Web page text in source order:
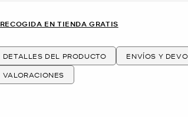
RECOGIDA EN TIENDA GRATIS
DETALLES DEL PRODUCTO
ENVÍOS Y
VALORACIONES